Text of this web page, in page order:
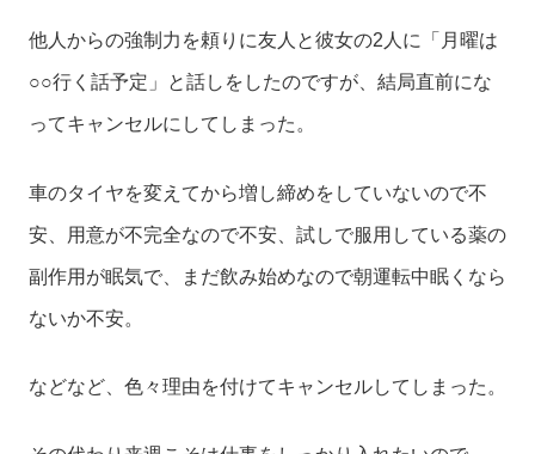
他人からの強制力を頼りに友人と彼女の2人に「月曜は
○○行く話予定」と話しをしたのですが、結局直前にな
ってキャンセルにしてしまった。
車のタイヤを変えてから増し締めをしていないので不
安、用意が不完全なので不安、試しで服用している薬の
副作用が眠気で、まだ飲み始めなので朝運転中眠くなら
ないか不安。
などなど、色々理由を付けてキャンセルしてしまった。